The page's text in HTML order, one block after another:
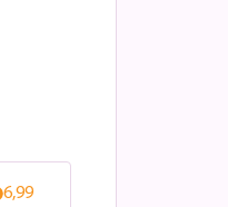
6,99